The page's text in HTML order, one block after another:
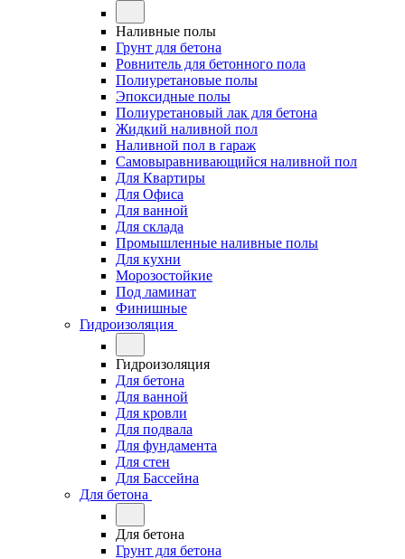
Наливные полы
Грунт для бетона
Ровнитель для бетонного пола
Полиуретановые полы
Эпоксидные полы
Полиуретановый лак для бетона
Жидкий наливной пол
Наливной пол в гараж
Самовыравнивающийся наливной пол
Для Квартиры
Для Офиса
Для ванной
Для склада
Промышленные наливные полы
Для кухни
Морозостойкие
Под ламинат
Финишные
Гидроизоляция
Гидроизоляция
Для бетона
Для ванной
Для кровли
Для подвала
Для фундамента
Для стен
Для Бассейна
Для бетона
Для бетона
Грунт для бетона